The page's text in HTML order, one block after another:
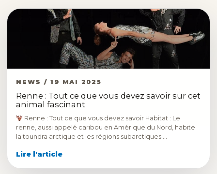
NEWS / 19 MAI 2025
Renne : Tout ce que vous devez savoir sur cet
animal fascinant
Renne : Tout ce que vous devez savoir Habitat : Le
renne, aussi appelé caribou en Amérique du Nord, habite
la toundra arctique et les régions subarctiques.…
Lire l'article